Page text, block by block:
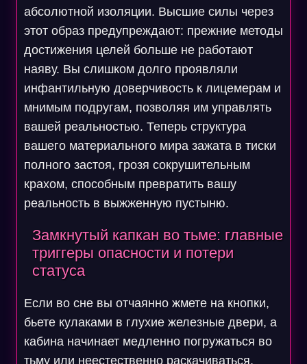
абсолютной изоляции. Высшие силы через
этот образ предупреждают: прежние методы
достижения целей больше не работают
наяву. Вы слишком долго проявляли
инфантильную доверчивость к лицемерам и
мнимым подругам, позволяя им управлять
вашей реальностью. Теперь структура
вашего материального мира зажата в тиски
полного застоя, грозя сокрушительным
крахом, способным превратить вашу
реальность в выжженную пустыню.
Замкнутый капкан во тьме: главные
триггеры опасности и потери
статуса
Если во сне вы отчаянно жмете на кнопки,
бьете кулаками в глухие железные двери, а
кабина начинает медленно погружаться во
тьму или неестественно раскачиваться,